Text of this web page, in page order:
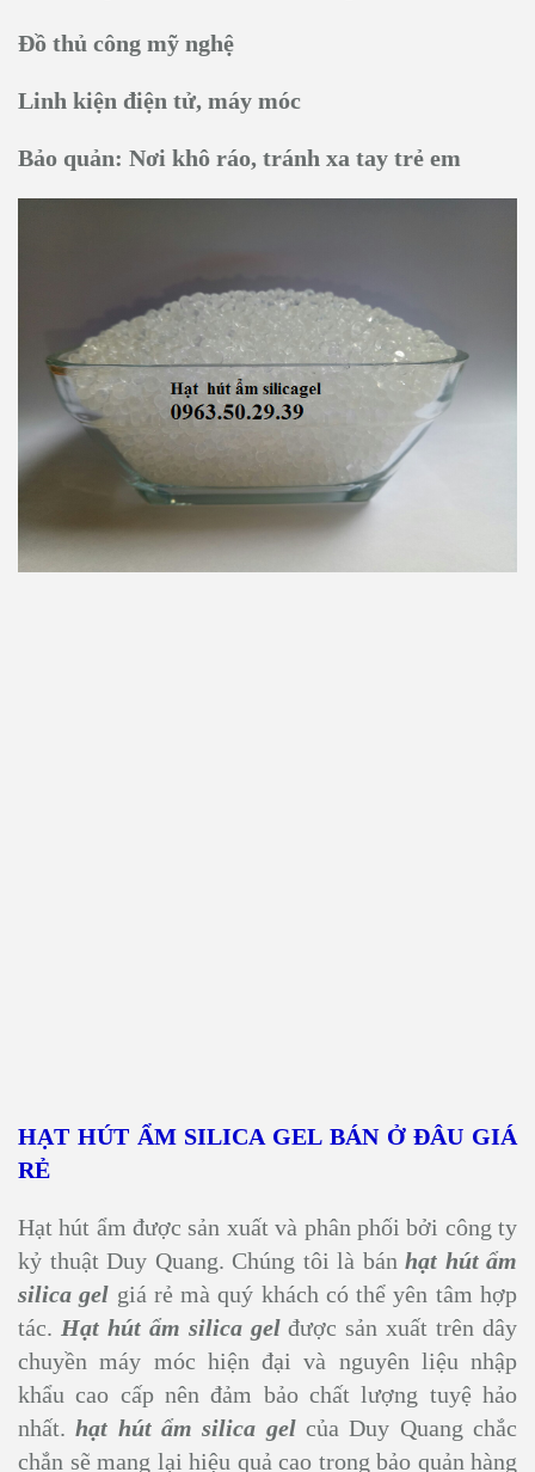
Đồ thủ công mỹ nghệ
Linh kiện điện tử, máy móc
Bảo quản: Nơi khô ráo, tránh xa tay trẻ em
tác.Hạt hút ẩm silica gelđược sản xuất trên dây
chuyền máy móc hiện đại và nguyên liệu nhập
khẩu cao cấp nên đảm bảo chất lượng tuyệ hảo
nhất.
hạt hút ẩm silica gel
của Duy Quang chắc
chắn sẽ mang lại hiệu quả cao trong bảo quản hàng
hóa cho quý khách. Chúng tôi sản xuất
silica gel
trực tiếp nên luôn ưu đãi mức giá hậu hĩnh nhất
cho quý khách. Luôn có các đơn hàng sỉ và lẻ. Hình
thức giao hàng toàn quốc và tận nơi.